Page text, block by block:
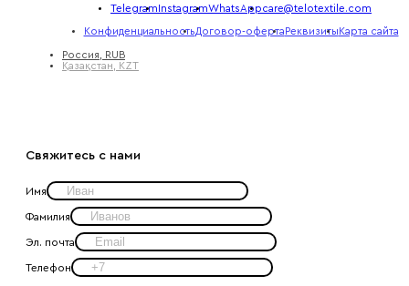
Telegram InstagramWhatsAppcare@telotextile.com
КонфиденциальностьДоговор-оферта Реквизиты Карта сайта
Россия, RUB
Қазақстан, KZT
Свяжитесь с нами
Имя
Фамилия
Эл. почта
Телефон